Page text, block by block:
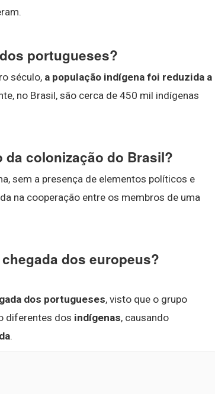
portugueses?
século, a população indígena foi reduzida a
no Brasil, são cerca de 450 mil indígenas
colonização do Brasil?
sem a presença de elementos políticos e
na cooperação entre os membros de uma
dos europeus?
dos portugueses, visto que o grupo
diferentes dos indígenas, causando
.